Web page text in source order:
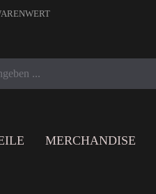
MERCHANDISE